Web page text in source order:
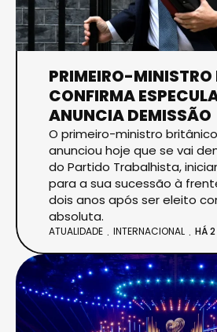
PRIMEIRO-
CONFIRMA
ANUNCIA DEMISSÃO
O primeiro-ministro
anunciou hoje que se vai
do Partido Trabalhista,
para a sua sucessão à
dois anos após ser eleito
absoluta.
ATUALIDADE INTERNACIONAL HÁ 2